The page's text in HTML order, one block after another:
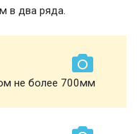
в два ряда.
не более 700мм